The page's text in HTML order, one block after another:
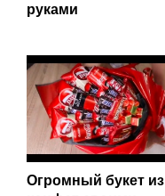
руками
Огромный букет из